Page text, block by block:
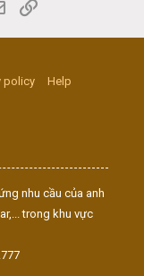
Email
policy
Help
nhu cầu của anh
trong khu vực